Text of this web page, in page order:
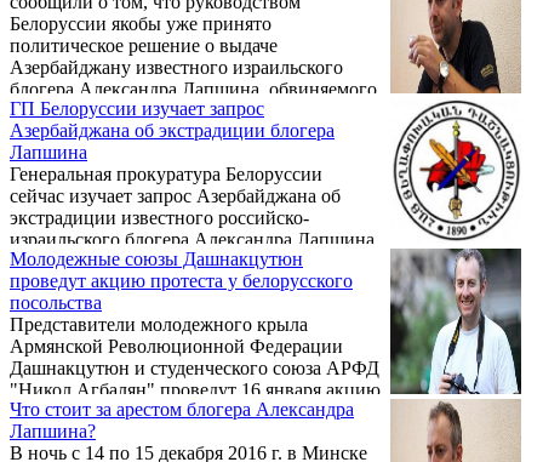
Азербайджан, пишет Интерфакс.
Белоруссии якобы уже принято
политическое решение о выдаче
Азербайджану известного израильского
блогера Александра Лапшина, обвиняемого
в несогласованном с алиевской
администрацией посещении Нагорного
Карабаха. И хотя достоверность этих
сведений вызывает сомнения,
официальный Минск действительно не
исключает возможность удовлетворения
обращения об эстрадиции. Арест Лапшина
стал причиной международного скандала,
прямыми или косвенными ...
ГП Белоруссии изучает запрос
Азербайджана об экстрадиции блогера
Лапшина
Генеральная прокуратура Белоруссии
сейчас изучает запрос Азербайджана об
экстрадиции известного российско-
израильского блогера Александра Лапшина,
задержанного ранее в Минске, никакого
решения пока не принято, сообщил РИА
Новости представитель белорусского
надзорного ведомства.
Молодежные союзы Дашнакцутюн
проведут акцию протеста у белорусского
посольства
Представители молодежного крыла
Армянской Революционной Федерации
Дашнакцутюн и студенческого союза АРФД
"Никол Агбалян" проведут 16 января акцию
протеста у посольства Беларуси в Ереване в
связи с арестом белорусскими властями по
требованию Баку известного блогера
Что стоит за арестом блогера Александра
Лапшина?
В ночь с 14 по 15 декабря 2016 г. в Минске